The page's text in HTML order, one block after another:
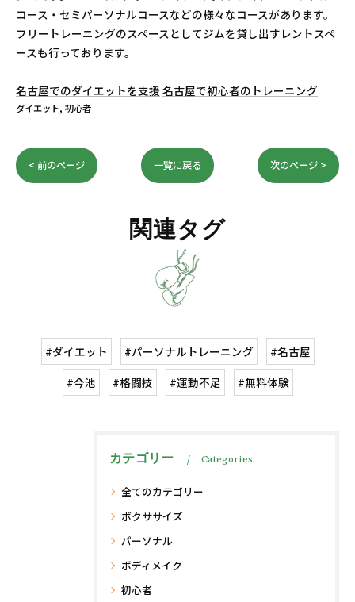
コース・セミパーソナルコースなどの様々なコースがあります。
フリートレーニングのスペースとしてジムを貸し出すレントスペ
ースも行っております。
名古屋でのダイエットを支援 名古屋で初心者のトレーニング
ダイエット 初心者
< 前のページ 一覧に戻る 次のページ >
関連タグ
#ダイエット #パーソナルトレーニング
#名古屋
#今池
#格闘技 #運動不足 #無料体験
カテゴリー Categories
全てのカテゴリー
ボクササイズ
パーソナル
ボディメイク
初心者